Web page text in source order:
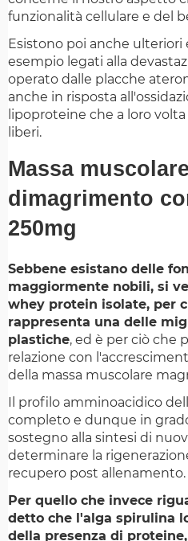
funzionalità cellulare e del
Esistono poi anche
esempio legati alla
operato dalle placche
anche in risposta
lipoproteine che a loro
liberi.
Massa
dimagrimento
250mg
Sebbene esistano delle
maggiormente nobili, si
whey protein isolate, per
rappresenta una delle
plastiche, ed è per ciò che
relazione con
della massa muscolare
Il profilo amminoacidico
completo e dunque in
sostegno alla sintesi di
determinare la
recupero post allenamento.
Per quello che invece
detto che l'alga spirulina
della presenza di